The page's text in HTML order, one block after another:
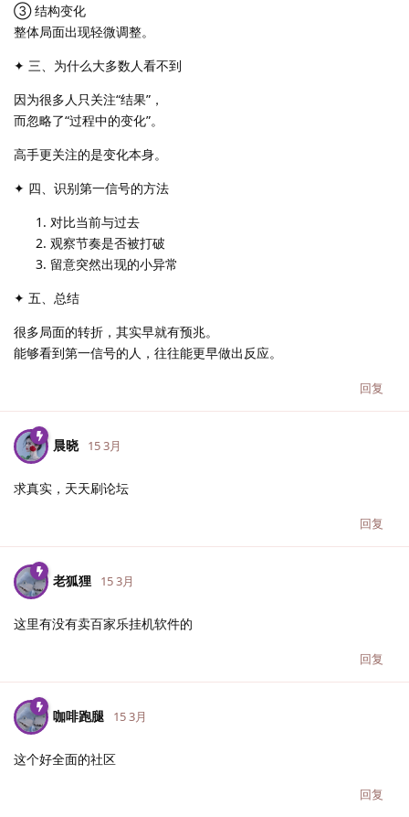
③ 结构变化
整体局面出现轻微调整。
✦ 三、为什么大多数人看不到
因为很多人只关注“结果”，
而忽略了“过程中的变化”。
高手更关注的是变化本身。
✦ 四、识别第一信号的方法
对比当前与过去
观察节奏是否被打破
留意突然出现的小异常
✦ 五、总结
很多局面的转折，其实早就有预兆。
能够看到第一信号的人，往往能更早做出反应。
回复
晨晓 15 3月
求真实，天天刷论坛
回复
老狐狸 15 3月
这里有没有卖百家乐挂机软件的
回复
咖啡跑腿 15 3月
这个好全面的社区
回复